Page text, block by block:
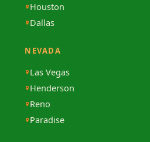
Houston
Dallas
NEVADA
Las Vegas
Henderson
Reno
Paradise